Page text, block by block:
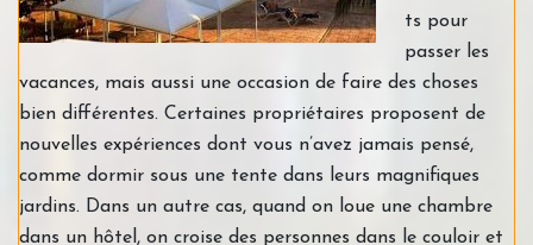
ts pour
passer les
vacances, mais aussi une occasion de faire des choses
bien différentes. Certaines propriétaires proposent de
nouvelles expériences dont vous n’avez jamais pensé,
comme dormir sous une tente dans leurs magnifiques
jardins. Dans un autre cas, quand on loue une chambre
dans un hôtel, on croise des personnes dans le couloir et